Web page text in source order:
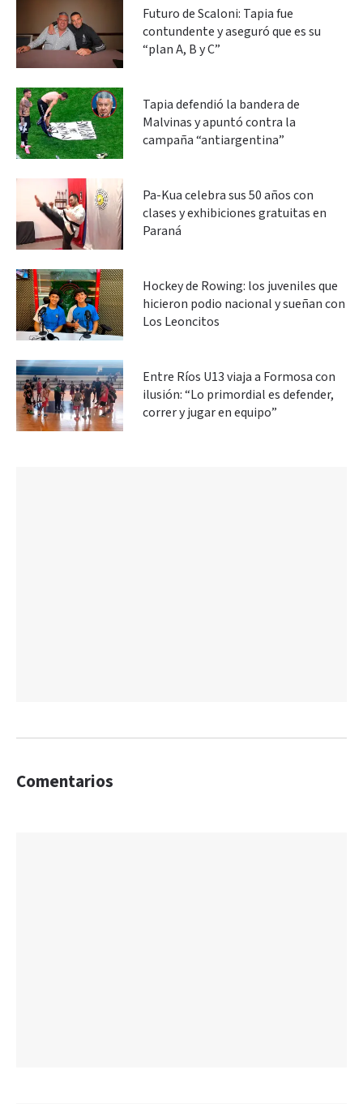
Futuro de Scaloni: Tapia fue
contundente y aseguró que es su
“plan A, B y C”
Tapia defendió la bandera de
Malvinas y apuntó contra la
campaña “antiargentina”
Pa-Kua celebra sus 50 años con
clases y exhibiciones gratuitas en
Paraná
Hockey de Rowing: los juveniles que
hicieron podio nacional y sueñan con
Los Leoncitos
Entre Ríos U13 viaja a Formosa con
ilusión: “Lo primordial es defender,
correr y jugar en equipo”
Comentarios